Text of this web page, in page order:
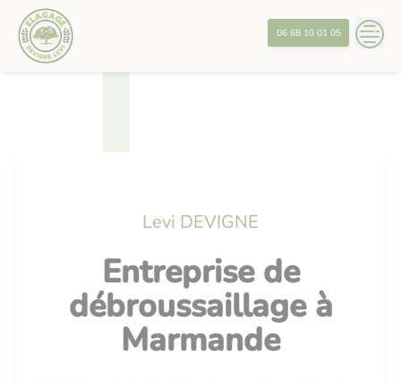
content
06 68 10 01 05
Levi DEVIGNE
Entreprise de
débroussaillage à
Marmande